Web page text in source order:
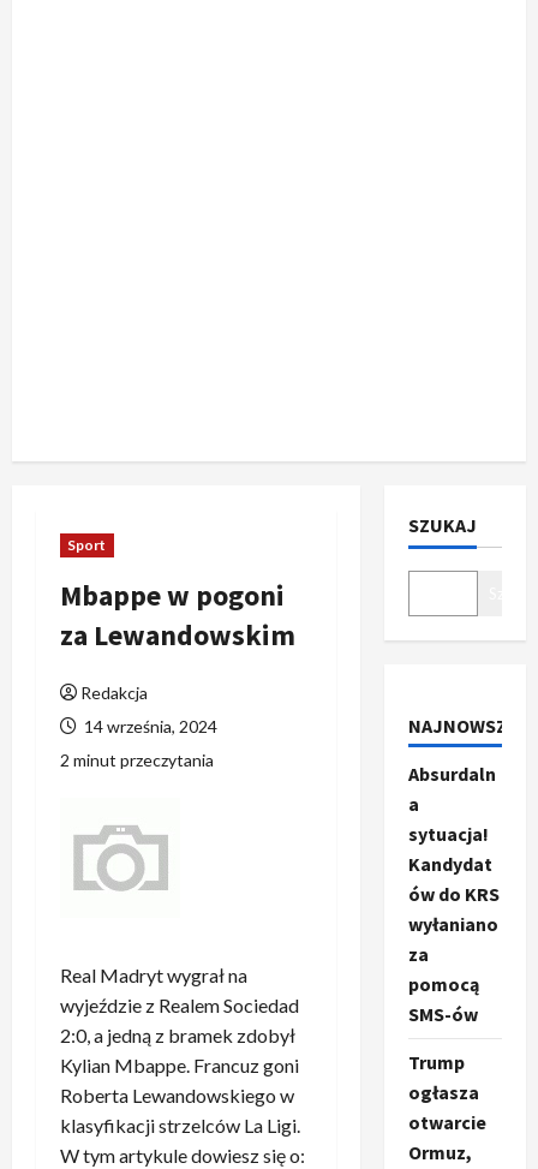
Sport
Mbappe w pogoni
za Lewandowskim
Redakcja
14 września, 2024
2 minut przeczytania
Real Madryt wygrał na
wyjeździe z Realem Sociedad
2:0, a jedną z bramek zdobył
Kylian Mbappe. Francuz goni
Roberta Lewandowskiego w
klasyfikacji strzelców La Ligi.
W tym artykule dowiesz się o:
SZUKAJ
NAJNOWSZE
Absurdaln
a
sytuacja!
Kandydat
ów do KRS
wyłaniano
za
pomocą
SMS-ów
Trump
ogłasza
otwarcie
Ormuz,